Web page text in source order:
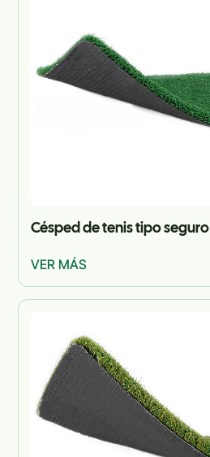
Césped de tenis tipo seguro
VER MÁS